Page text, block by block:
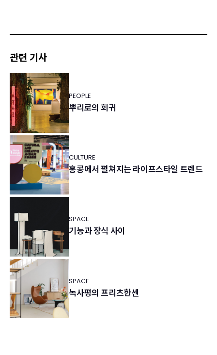
관련 기사
PEOPLE
뿌리로의 회귀
CULTURE
홍콩에서 펼쳐지는 라이프스타일 트렌드
SPACE
기능과 장식 사이
SPACE
녹사평의 프리츠한센